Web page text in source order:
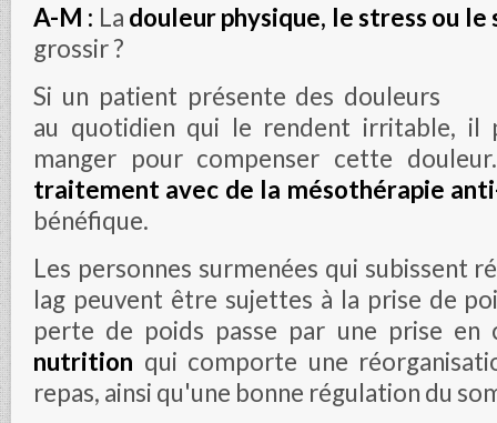
A-M : La douleur physique, le stress ou le
grossir ?
Si un patient présente des douleurs
au quotidien qui le rendent irritable, il
manger pour compenser cette
traitement avec de la mésothérapie
bénéfique.
Les personnes surmenées qui subissent
lag peuvent être sujettes à la prise de
perte de poids passe par une prise en
nutrition qui comporte une
repas, ainsi qu'une bonne régulation du